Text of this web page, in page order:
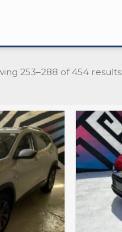
253–288 of 454 results